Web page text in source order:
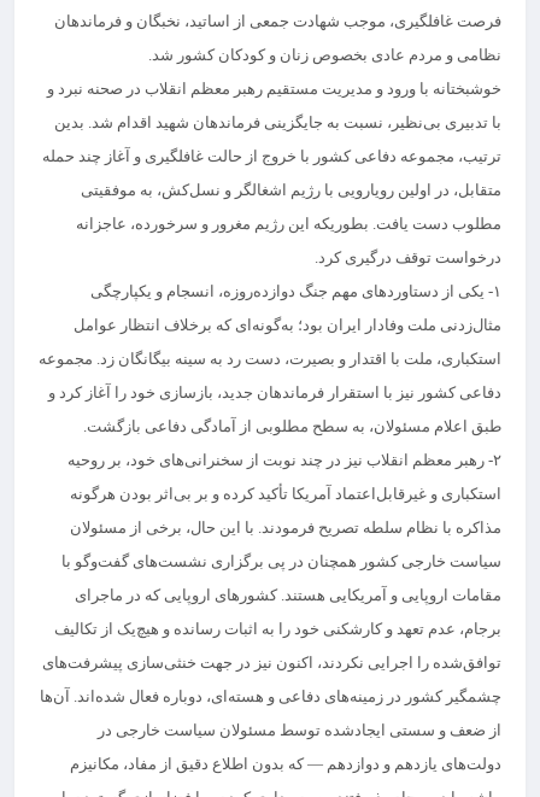
فرصت غافلگیری، موجب شهادت جمعی از اساتید، نخبگان و فرماندهان
نظامی و مردم عادی بخصوص زنان و کودکان کشور شد.
خوشبختانه با ورود و مدیریت مستقیم رهبر معظم انقلاب در صحنه نبرد و
با تدبیری بی‌نظیر، نسبت به جایگزینی فرماندهان شهید اقدام شد. بدین
ترتیب، مجموعه دفاعی کشور با خروج از حالت غافلگیری و آغاز چند حمله
متقابل، در اولین رویارویی با رژیم اشغالگر و نسل‌کش، به موفقیتی
مطلوب دست یافت. بطوریکه این رژیم مغرور و سرخورده، عاجزانه
درخواست توقف درگیری کرد.
۱- یکی از دستاوردهای مهم جنگ دوازده‌روزه، انسجام و یکپارچگی
مثال‌زدنی ملت وفادار ایران بود؛ به‌گونه‌ای که برخلاف انتظار عوامل
استکباری، ملت با اقتدار و بصیرت، دست رد به سینه بیگانگان زد. مجموعه
دفاعی کشور نیز با استقرار فرماندهان جدید، بازسازی خود را آغاز کرد و
طبق اعلام مسئولان، به سطح مطلوبی از آمادگی دفاعی بازگشت.
۲- رهبر معظم انقلاب نیز در چند نوبت از سخنرانی‌های خود، بر روحیه
استکباری و غیرقابل‌اعتماد آمریکا تأکید کرده و بر بی‌اثر بودن هرگونه
مذاکره با نظام سلطه تصریح فرمودند. با این حال، برخی از مسئولان
سیاست خارجی کشور همچنان در پی برگزاری نشست‌های گفت‌وگو با
مقامات اروپایی و آمریکایی هستند. کشورهای اروپایی که در ماجرای
برجام، عدم تعهد و کارشکنی خود را به اثبات رسانده و هیچ‌یک از تکالیف
توافق‌شده را اجرایی نکردند، اکنون نیز در جهت خنثی‌سازی پیشرفت‌های
چشمگیر کشور در زمینه‌های دفاعی و هسته‌ای، دوباره فعال شده‌اند. آن‌ها
از ضعف و سستی ایجادشده توسط مسئولان سیاست خارجی در
دولت‌های یازدهم و دوازدهم — که بدون اطلاع دقیق از مفاد، مکانیزم